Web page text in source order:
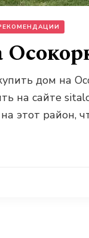
дом на
на сайте
этот